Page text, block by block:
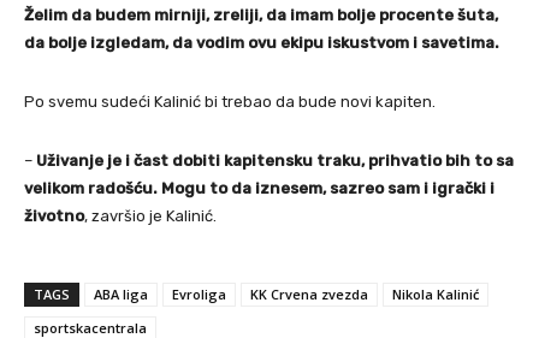
Želim da budem mirniji, zreliji, da imam bolje procente šuta,
da bolje izgledam, da vodim ovu ekipu iskustvom i savetima.
Po svemu sudeći Kalinić bi trebao da bude novi kapiten.
– Uživanje je i čast dobiti kapitensku traku, prihvatio bih to sa
velikom radošću. Mogu to da iznesem, sazreo sam i igrački i
životno, završio je Kalinić.
TAGS ABA liga Evroliga KK Crvena zvezda
Nikola Kalinić
sportskacentrala